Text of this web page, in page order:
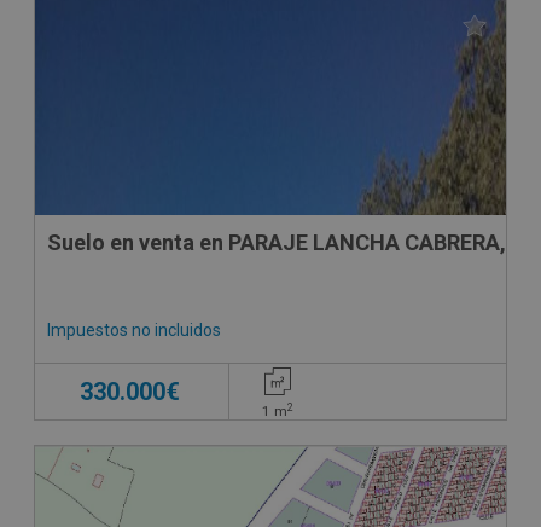
Suelo en venta en PARAJE LANCHA CABRERA, S/
Impuestos no incluidos
330.000€
1 m2